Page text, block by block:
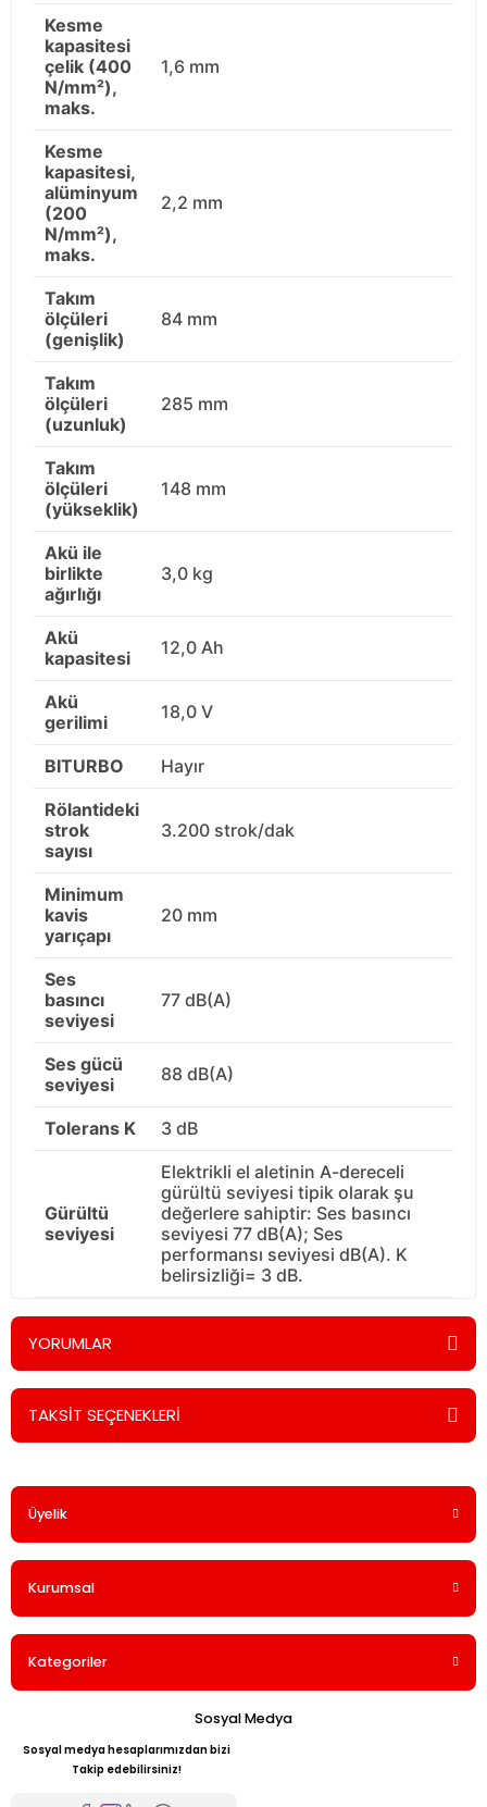
Kesme
kapasitesi
çelik (400
N/mm²),
maks.
1,6 mm
Kesme
kapasitesi,
alüminyum
(200
N/mm²),
maks.
2,2 mm
Takım
ölçüleri
(genişlik)
84 mm
Takım
ölçüleri
(uzunluk)
285 mm
Takım
ölçüleri
(yükseklik)
148 mm
Akü ile
birlikte
ağırlığı
3,0 kg
Akü
kapasitesi
12,0 Ah
Akü
gerilimi
18,0 V
BITURBO
Hayır
Rölantideki
strok
sayısı
3.200 strok/dak
Minimum
kavis
yarıçapı
20 mm
Ses
basıncı
seviyesi
77 dB(A)
Ses gücü
seviyesi
88 dB(A)
Tolerans K 3 dB
Gürültü
seviyesi
Elektrikli el aletinin A-dereceli
gürültü seviyesi tipik olarak şu
değerlere sahiptir: Ses basıncı
seviyesi 77 dB(A); Ses
performansı seviyesi dB(A). K
belirsizliği= 3 dB.
YORUMLAR
Bu ürüne ilk yorumu siz yapın!
TAKSİT SEÇENEKLERİ
Üyelik
Kurumsal
Kategoriler
Sosyal Medya
Sosyal medya hesaplarımızdan bizi
Takip edebilirsiniz!